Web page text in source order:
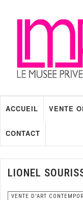
ACCUEIL VENTE
CONTACT
LIONEL
VENTE D'ART